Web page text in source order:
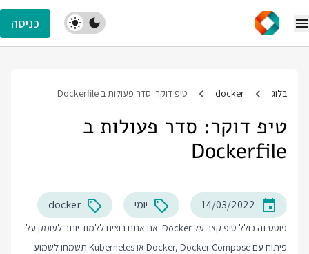
כניסה
בלוג docker טיפ דוקר: סדר פעולות ב Dockerfile
טיפ דוקר: סדר פעולות ב
Dockerfile
14/03/2022 יומי docker
פוסט זה כולל טיפ קצר על Docker. אם אתם רוצים ללמוד יותר לעומק על
פיתוח עם Docker, Docker Compose או Kubernetes תשמחו לשמוע